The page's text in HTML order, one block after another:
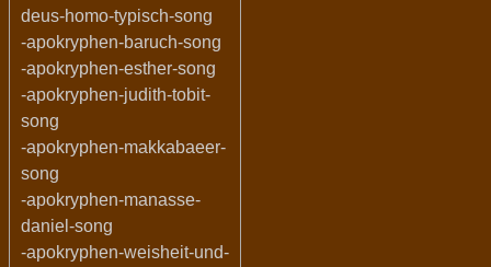
deus-homo-typisch-song
-apokryphen-baruch-song
-apokryphen-esther-song
-apokryphen-judith-tobit-
song
-apokryphen-makkabaeer-
song
-apokryphen-manasse-
daniel-song
-apokryphen-weisheit-und-